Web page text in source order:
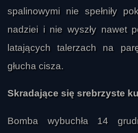
spalinowymi nie spełniły
nadziei i nie wyszły nawet
latających talerzach na
głucha cisza.
Skradające się srebrzyste
Bomba wybuchła 14